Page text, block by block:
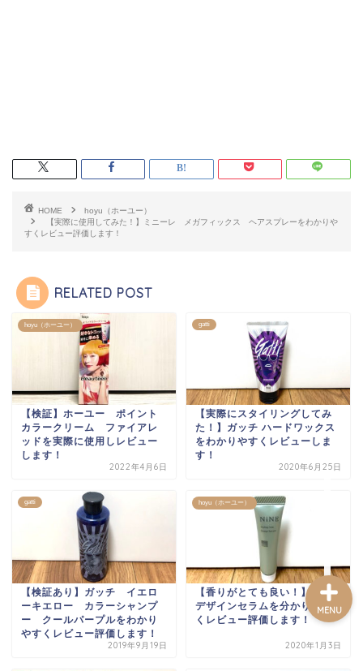
HOME
hoyu（ホーユー）
【実際に使用してみた！】ミニーレ メガフィックス ヘアスプレーをわかりや
すくレビュー評価します！
RELATED POST
hoyu（ホーユー）
【検証】ホーユー ポイント
カラークリーム ファイアレ
ッドを実際に使用しレビュー
します！
2022年4月6日
gatti
【実際にスタイリングしてみ
た！】ガッチ ハードワックス
をわかりやすくレビューしま
す！
2020年6月25日
gatti
【検証あり】ガッチ イエロ
ーキエロー カラーシャンプ
ー クールパープルをわかり
やすくレビュー評価します！
2019年9月19日
hoyu（ホーユー）
【香りがとても良い！】NiNE
デザインセラムを分かりやす
くレビュー評価します！
2020年1月3日
MENU
ホーム
記事一覧
プロフィール
お問い合わせフォーム